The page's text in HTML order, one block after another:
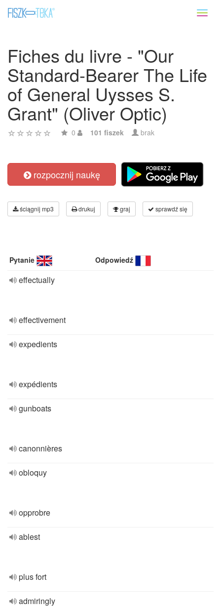
Fiches du livre - "Our
Standard-Bearer The Life
of General Uysses S.
Grant" (Oliver Optic)
0 101 fiszek brak
rozpocznij naukę
ściągnij mp3 drukuj graj sprawdź się
Pytanie Odpowiedź
effectually
effectivement
expedients
expédients
gunboats
canonnières
obloquy
opprobre
ablest
plus fort
admiringly